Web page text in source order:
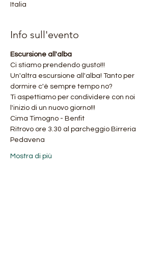
Italia
Info sull'evento
Escursione all'alba
Ci stiamo prendendo gusto!!!
Un'altra escursione all'alba! Tanto per
dormire c'è sempre tempo no?
Ti aspettiamo per condividere con noi
l'inizio di un nuovo giorno!!!
Cima Timogno - Benfit
Ritrovo ore 3.30 al parcheggio Birreria
Pedavena
Mostra di più